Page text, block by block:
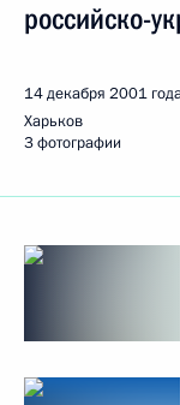
российско-
14 декабря 2001
Харьков
3 фотографии